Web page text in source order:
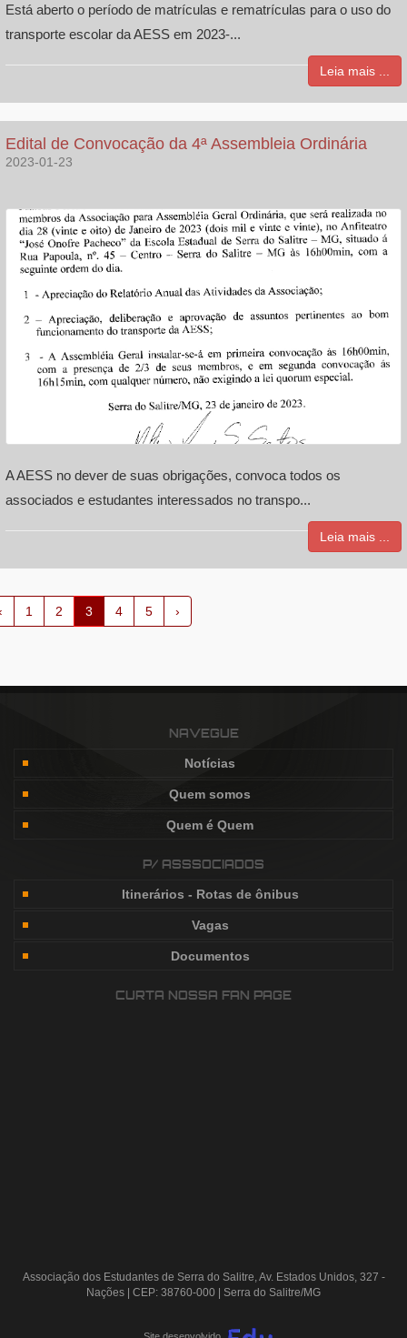
Está aberto o período de matrículas e rematrículas para o uso do
transporte escolar da AESS em 2023-...
Leia mais ...
Edital de Convocação da 4ª Assembleia Ordinária
2023-01-23
A AESS no dever de suas obrigações, convoca todos os
associados e estudantes interessados no transpo...
Leia mais ...
1 2 3 4 5 ›
NAVEGUE
Notícias
Quem somos
Quem é Quem
P/ ASSSOCIADOS
Itinerários - Rotas de ônibus
Vagas
Documentos
CURTA NOSSA FAN PAGE
Associação dos Estudantes de Serra do Salitre, Av. Estados Unidos, 327 -
Nações | CEP: 38760-000 | Serra do Salitre/MG